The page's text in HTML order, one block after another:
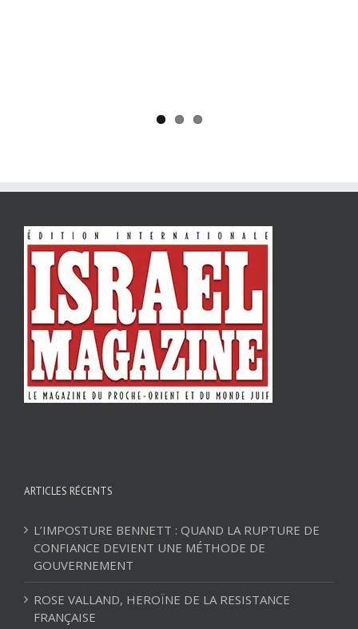
ARTICLES RÉCENTS
L’IMPOSTURE BENNETT : QUAND LA RUPTURE DE
CONFIANCE DEVIENT UNE MÉTHODE DE
GOUVERNEMENT
ROSE VALLAND, HEROÏNE DE LA RESISTANCE
FRANÇAISE